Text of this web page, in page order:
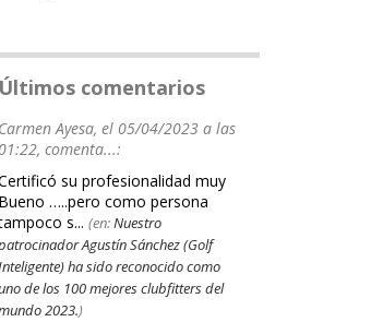
Últimos comentarios
Carmen Ayesa, el 05/04/2023 a las
01:22, comenta...:
su profesionalidad muy
Bueno …..pero como persona
s... (en:Nuestro
Agustín Sánchez (Golf
ha sido reconocido como
de los 100 mejores clubfitters del
2023.)